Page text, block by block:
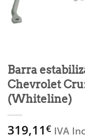
Barra
Chevrolet
(Whiteline)
319,11€ IVA